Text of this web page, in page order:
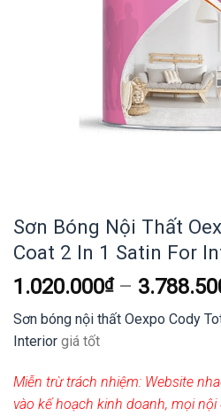
Sơn Bóng Nội Thất
Coat 2 In 1 Satin For
1.020.000₫–
Sơn bóng nội thất Oexpo Cody
Interior giá tốt
Miễn trừ trách nhiệm: Website
vào kế hoạch kinh doanh, mọi